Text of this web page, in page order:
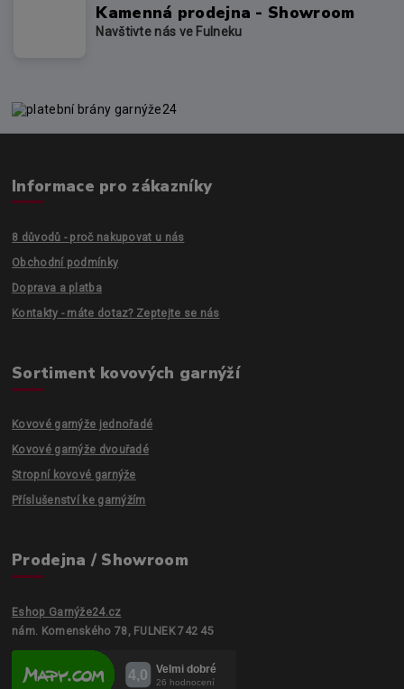
Kamenná prodejna - Showroom
Navštivte nás ve Fulneku
Informace pro zákazníky
8 důvodů - proč nakupovat u nás
Obchodní podmínky
Doprava a platba
Kontakty - máte dotaz? Zeptejte se nás
Sortiment kovových garnýží
Kovové garnýže jednořadé
Kovové garnýže dvouřadé
Stropní kovové garnýže
Příslušenství ke garnýžím
Prodejna / Showroom
Eshop Garnýže24.cz
nám. Komenského 78, FULNEK 742 45